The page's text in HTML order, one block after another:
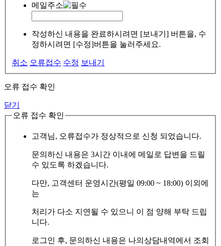
메일주소
작성하신 내용을 완료하시려면 [보내기] 버튼을, 수
정하시려면 [수정]버튼을 눌러주세요.
취소 오류접수 수정 보내기
오류 접수 확인
닫기
오류 접수 확인
고객님, 오류접수가 정상적으로 신청 되었습니다.
문의하신 내용은 3시간 이내에 메일로 답변을 드릴
수 있도록 하겠습니다.
다만, 고객센터 운영시간(평일 09:00 ~ 18:00) 이외에
는
처리가 다소 지연될 수 있으니 이 점 양해 부탁 드립
니다.
로그인 후, 문의하신 내용은 나의상담내역에서 조회